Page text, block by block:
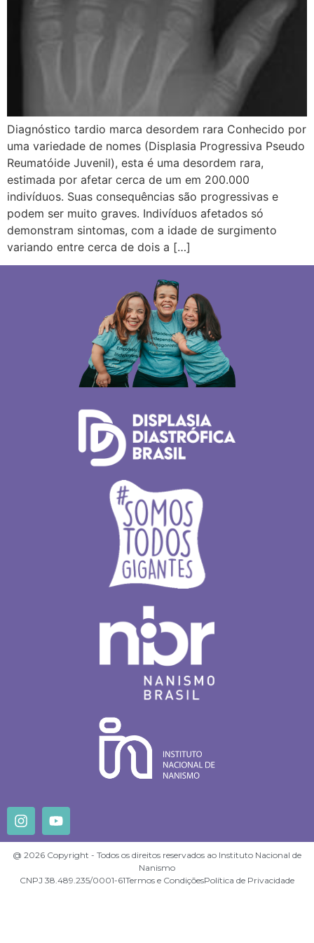
Diagnóstico tardio marca desordem rara Conhecido por
uma variedade de nomes (Displasia Progressiva Pseudo
Reumatóide Juvenil), esta é uma desordem rara,
estimada por afetar cerca de um em 200.000
indivíduos. Suas consequências são progressivas e
podem ser muito graves. Indivíduos afetados só
demonstram sintomas, com a idade de surgimento
variando entre cerca de dois a […]
@ 2026 Copyright - Todos os direitos reservados ao Instituto Nacional de
Nanismo
CNPJ 38.489.235/0001-61Termos e CondiçõesPolítica de Privacidade